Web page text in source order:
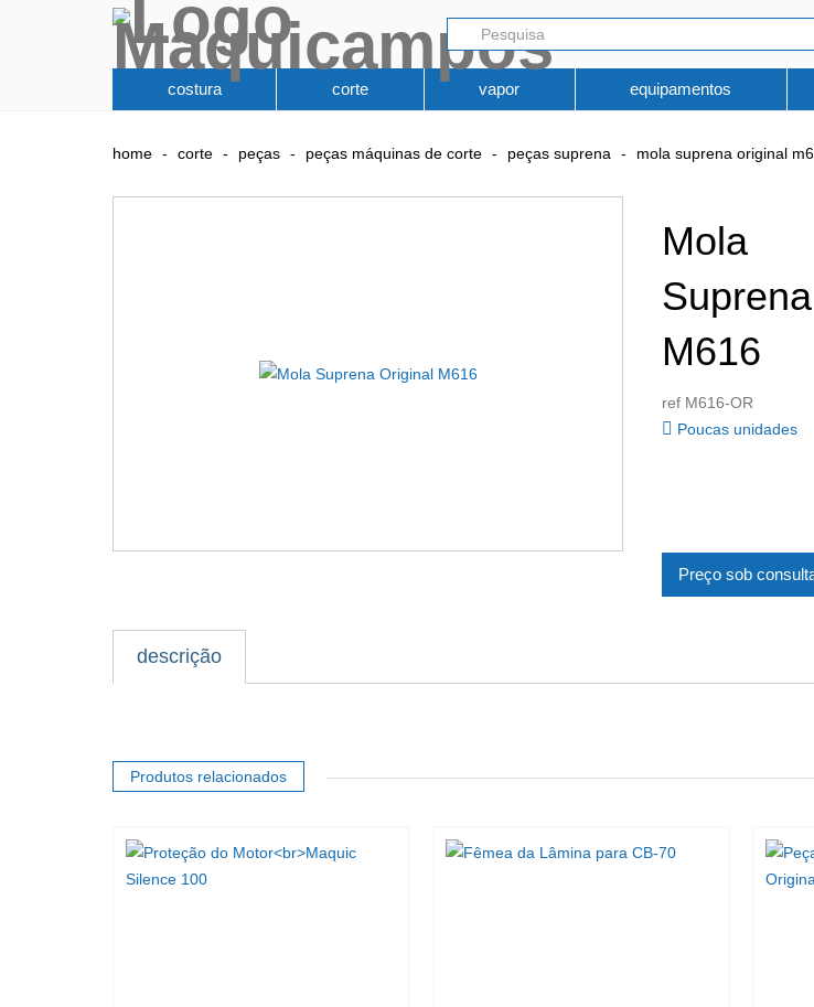
costura corte vapor equipamentos
home corte peças peças máquinas de corte peças suprena mola suprena original
Mola
M616
ref M616-OR
Poucas unidades
Preço sob
descrição
Produtos relacionados